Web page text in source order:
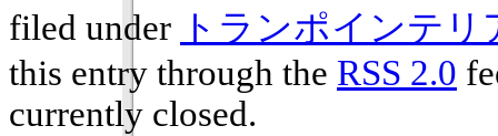
filed under トランポインテリ
this entry through the RSS 2.0
currently closed.